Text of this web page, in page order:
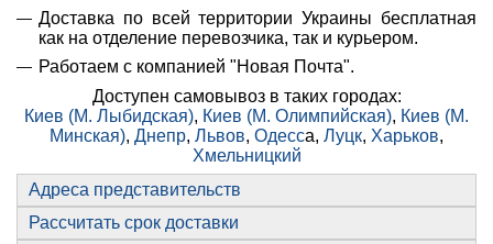
Доставка по всей территории Украины бесплатная
как на отделение перевозчика, так и курьером.
Работаем с компанией "Новая Почта".
Доступен самовывоз в таких городах:
Киев (М. Лыбидская), Киев (М. Олимпийская), Киев (М.
Минская), Днепр, Львов, Одесса, Луцк, Харьков,
Хмельницкий
Адреса представительств
Рассчитать срок доставки